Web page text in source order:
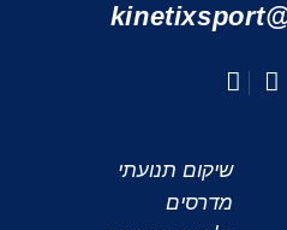
שיקום תנועתי
מדרסים